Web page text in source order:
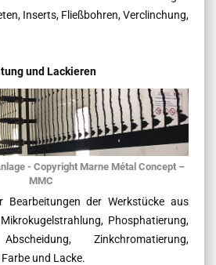
Inserts, Fließbohren, Verclinchung,
und Lackieren
- Copyright Marne Métal Concept –
MMC
Bearbeitungen der Werkstücke aus
Phosphatierung,
Zinkchromatierung,
und Lacke.